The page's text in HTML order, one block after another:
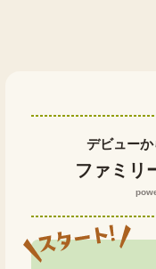
デビューか
ファミリ